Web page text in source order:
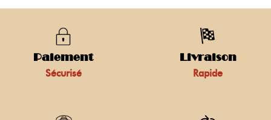
Paiement
Sécurisé
Livraison
Rapide